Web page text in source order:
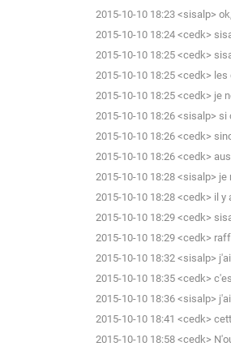
2015-10-10 18:23 <sisalp>
2015-10-10 18:24 <cedk>
2015-10-10 18:25 <cedk>
2015-10-10 18:25 <cedk>
2015-10-10 18:25 <cedk> je
2015-10-10 18:26 <sisalp>
2015-10-10 18:26 <cedk>
2015-10-10 18:26 <cedk>
2015-10-10 18:28 <sisalp>
2015-10-10 18:28 <cedk> il
2015-10-10 18:29 <cedk>
2015-10-10 18:29 <cedk>
2015-10-10 18:32 <sisalp>
2015-10-10 18:35 <cedk>
2015-10-10 18:36 <sisalp>
2015-10-10 18:41 <cedk>
2015-10-10 18:58 <cedk>